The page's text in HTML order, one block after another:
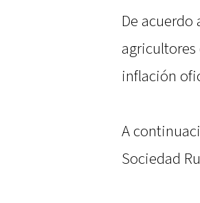
De
inflación
A
Sociedad